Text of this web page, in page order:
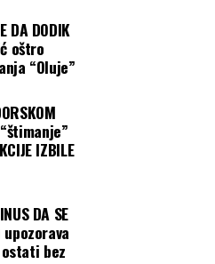
DA DODIK
oštro
“Oluje”
IZBILE
DA SE
upozorava
bez